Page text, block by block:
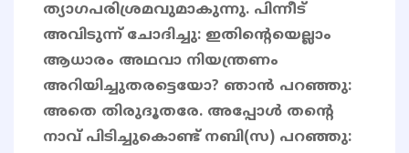
ത്യാഗപരിശ്രമവുമാകുന്നു. പിന്നീട്
അവിടുന്ന് ചോദിച്ചു: ഇതിന്റെയെല്ലാം
ആധാരം അഥവാ നിയന്ത്രണം
അറിയിച്ചുതരട്ടെയോ? ഞാന്‍ പറഞ്ഞു:
അതെ തിരുദൂതരേ. അപ്പോള്‍ തന്റെ
നാവ് പിടിച്ചുകൊണ്ട് നബി(സ) പറഞ്ഞു: